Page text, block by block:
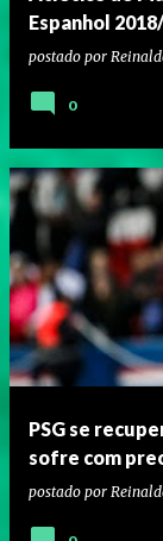
Espanhol
postado por
0
PSG se
sofre com
postado por